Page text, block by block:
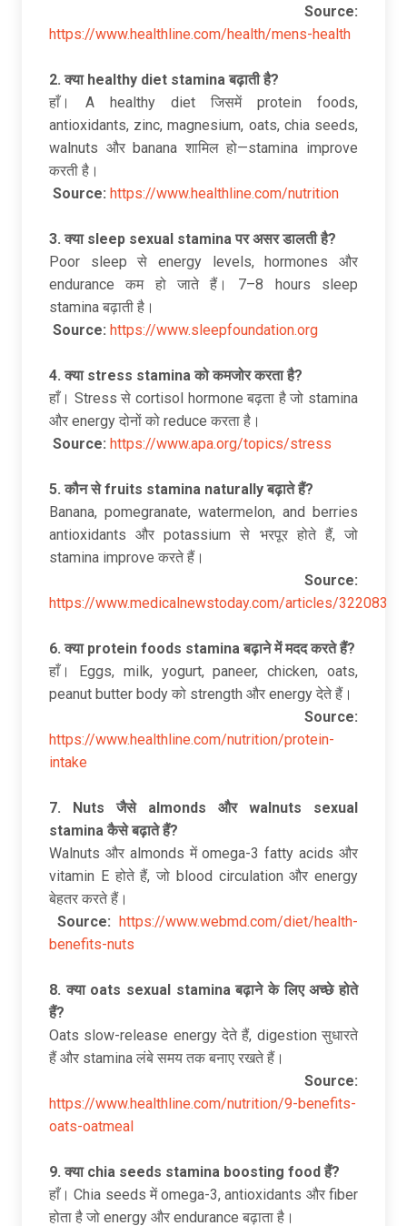
Source:
https://www.healthline.com/health/mens-health
2.क्या healthy diet staminaबढ़ातीहै?
हाँ। A healthy diet जिसमें protein foods,
antioxidants, zinc, magnesium, oats, chia seeds,
walnuts और banana शामिल हो—stamina improve
करती है।
Source: https://www.healthline.com/nutrition
3.क्या sleep sexual staminaपरअसरडालतीहै?
Poor sleep से energy levels, hormones और
endurance कम हो जाते हैं। 7–8 hours sleep
stamina बढ़ाती है।
Source: https://www.sleepfoundation.org
4.क्या stress staminaकोकमजोरकरताहै?
हाँ। Stress से cortisol hormone बढ़ता है जो stamina
और energy दोनों को reduce करता है।
Source: https://www.apa.org/topics/stress
5.कौनसे fruits stamina naturallyबढ़ातेहैं?
Banana, pomegranate, watermelon, and berries
antioxidants और potassium से भरपूर होते हैं, जो
stamina improve करते हैं।
Source:
https://www.medicalnewstoday.com/articles/322083
6.क्या protein foods staminaबढ़ानेमेंमददकरतेहैं?
हाँ। Eggs, milk, yogurt, paneer, chicken, oats,
peanut butter body को strength और energy देते हैं।
Source:
https://www.healthline.com/nutrition/protein-
intake
7. Nutsजैसे almonds और walnuts sexual
staminaकैसेबढ़ातेहैं?
Walnuts और almonds में omega-3 fatty acids और
vitamin E होते हैं, जो blood circulation और energy
बेहतर करते हैं।
Source: https://www.webmd.com/diet/health-
benefits-nuts
8.क्या oats sexual staminaबढ़ानेकेलिएअच्छेहोते
हैं?
Oats slow-release energy देते हैं, digestion सुधारते
हैं और stamina लंबे समय तक बनाए रखते हैं।
Source:
https://www.healthline.com/nutrition/9-benefits-
oats-oatmeal
9.क्या chia seeds stamina boosting foodहैं?
हाँ। Chia seeds में omega-3, antioxidants और fiber
होता है जो energy और endurance बढ़ाता है।